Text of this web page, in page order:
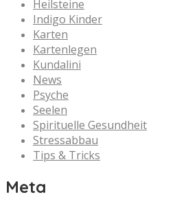
Heilsteine
Indigo Kinder
Karten
Kartenlegen
Kundalini
News
Psyche
Seelen
Spirituelle Gesundheit
Stressabbau
Tips & Tricks
Meta